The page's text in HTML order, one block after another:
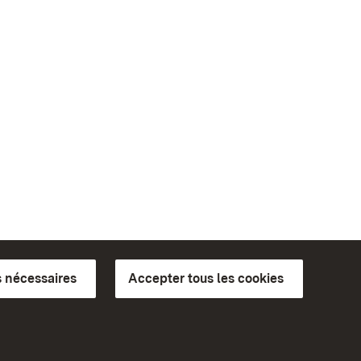
Accepter tous les cookies